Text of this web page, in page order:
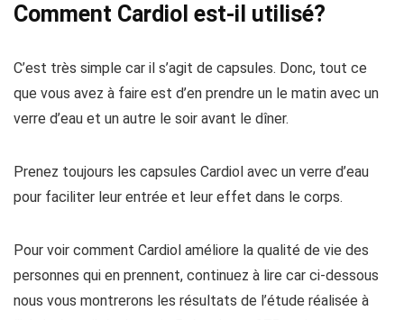
Comment Cardiol est-il utilisé?
C’est très simple car il s’agit de capsules. Donc, tout ce
que vous avez à faire est d’en prendre un le matin avec un
verre d’eau et un autre le soir avant le dîner.
Prenez toujours les capsules Cardiol avec un verre d’eau
pour faciliter leur entrée et leur effet dans le corps.
Pour voir comment Cardiol améliore la qualité de vie des
personnes qui en prennent, continuez à lire car ci-dessous
nous vous montrerons les résultats de l’étude réalisée à